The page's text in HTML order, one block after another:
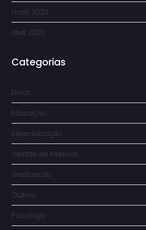
maio 2020
abril 2020
Categorias
Dicas
Educação
Especialização
Gestão de Pessoas
Graduação
Outros
Psicologia